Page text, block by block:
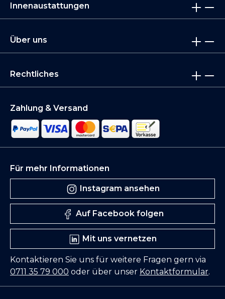
Innenaustattungen
Über uns
Rechtliches
Zahlung & Versand
Für mehr Informationen
Instagram ansehen
Auf Facebook folgen
Mit uns vernetzen
Kontaktieren Sie uns für weitere Fragen gern via
0711 35 79 000 oder über unser Kontaktformular.